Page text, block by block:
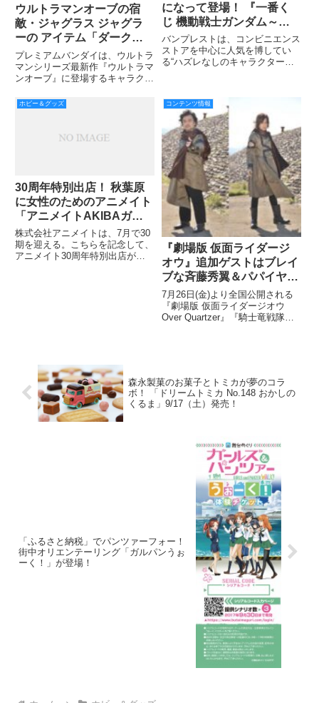
ウルトラマンオーブの宿
敵・ジャグラス ジャグラ
ーの アイテム「ダークリ
ング」がプレミアムバンダ
イ限定登場
プレミアムバンダイは、ウルトラ
マンシリーズ最新作『ウルトラマ
ンオーブ』に登場するキャラクタ
使用するアイテム「ダークリン
ムバンダイ限定で開始します。
になって登場！ 『一番く
じ 機動戦士ガンダム～マ
イルーム戦役～』11月中旬
より、全国のセブン‐イレ
ブン店舗で販売開始
バンプレストは、コンビニエンス
ストアを中心に人気を博してい
る“ハズレなしのキャラクターく
り、全国のセブン‐イレブン店舗
で展開します。1回620円（税
込）
ホビー＆グッズ
30周年特別出店！ 秋葉原
に女性のためのアニメイト
「アニメイトAKIBAガー
ルズステーション」が
2016年7月誕生！
株式会社アニメイトは、7月で30
期を迎える。こちらを記念して、
アニメイト30周年特別出店が決
コンテンツ情報
『劇場版 仮面ライダージ
オウ』追加ゲストはブレイ
ブな斉藤秀翼＆パパイヤ鈴
木！
7月26日(金)より全国公開される
『劇場版 仮面ライダージオウ
Over Quartzer』『騎士竜戦隊リ
森永製菓のお菓子とトミカが夢のコラ
ボ！ 「ドリームトミカ No.148 おかしの
くるま」9/17（土）発売！
「ふるさと納税」でパンツァーフォー！
街中オリエンテーリング「ガルパンうぉ
ーく！」が登場！